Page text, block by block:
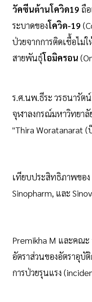
วัคซีนต้านโควิด19 ถื
ระบาดของโควิด-19
ป่วยจากการติดเชื้อไม่
สายพันธุ์โอมิครอน
ร.ศ.นพ.ธีระ วรธนารั
จุฬาลงกรณ์มหาวิทยา
"Thira Woratanarat (
เทียบประสิทธิภาพขอ
Sinopharm, และ
Premikha M และคณะ
อัตราส่วนของอัตราอุบั
การป่วยรุนแรง